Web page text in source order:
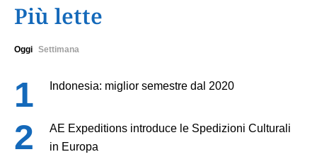
Più lette
Oggi Settimana
Indonesia: miglior semestre dal 2020
AE Expeditions introduce le Spedizioni Culturali
in Europa